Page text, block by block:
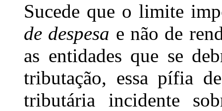
Sucede que o limite
de despesa e não de
as entidades que se
tributação, essa pífia
tributária incidente